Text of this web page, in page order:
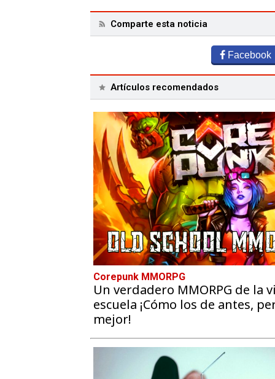
Comparte esta noticia
Facebook
Artículos recomendados
Corepunk MMORPG
Un verdadero MMORPG de la
escuela ¡Cómo los de antes,
mejor!